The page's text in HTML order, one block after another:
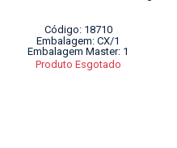
Código: 18710
Embalagem: CX/1
Embalagem Master: 1
Produto Esgotado